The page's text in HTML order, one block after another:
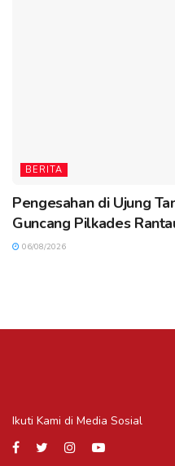
BERITA
Pengesahan di Ujung
Guncang Pilkades
06/08/2026
Ikuti Kami di Media Sosial